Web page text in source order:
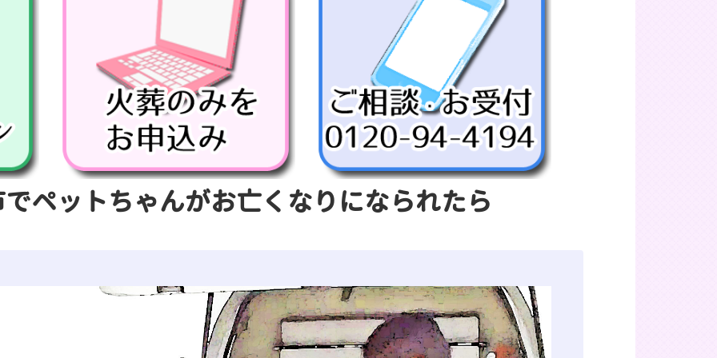
ペットちゃんがお亡くなりになられたら